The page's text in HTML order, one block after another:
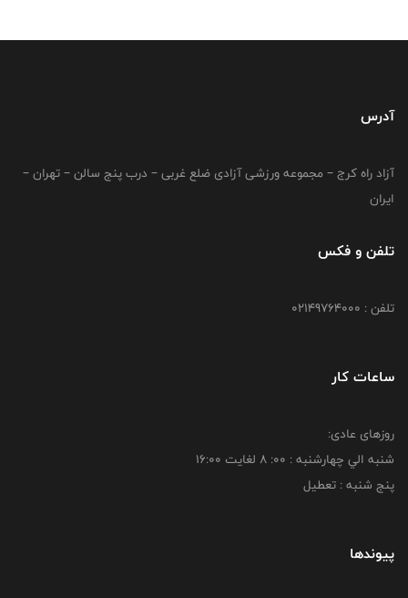
آدرس
آزاد راه کرج – مجموعه ورزشی آزادی ضلع غربی – درب پنج سالن – تهران –
ایران
تلفن و فکس
تلفن : 02149764000
ساعات کار
روزهای عادی:
شنبه الي چهارشنبه : 00: 8 لغايت 16:00
پنج شنبه : تعطیل
پیوندها